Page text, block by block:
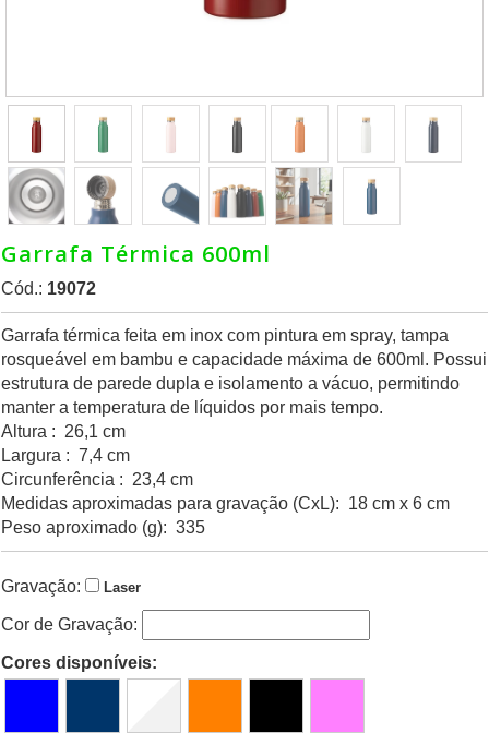
Garrafa Térmica 600ml
Cód.: 19072
Garrafa térmica feita em inox com pintura em spray, tampa
rosqueável em bambu e capacidade máxima de 600ml. Possui
estrutura de parede dupla e isolamento a vácuo, permitindo
manter a temperatura de líquidos por mais tempo.
Altura : 26,1 cm
Largura : 7,4 cm
Circunferência : 23,4 cm
Medidas aproximadas para gravação (CxL): 18 cm x 6 cm
Peso aproximado (g): 335
Gravação: Laser
Cor de Gravação:
Cores disponíveis: